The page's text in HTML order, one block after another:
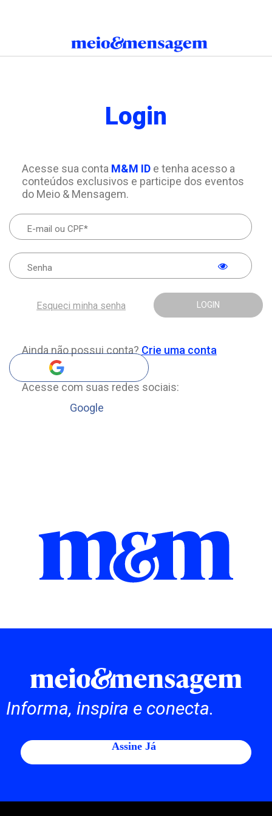
Login
Acesse sua conta M&M IDe tenha acesso a
conteúdos exclusivos e participe dos eventos
do Meio & Mensagem.
LOGIN
Esqueci minha senha
Ainda não possui conta? Crie uma conta
Acesse com suas redes sociais:
Google
Informa, inspira e conecta.
Assine Já